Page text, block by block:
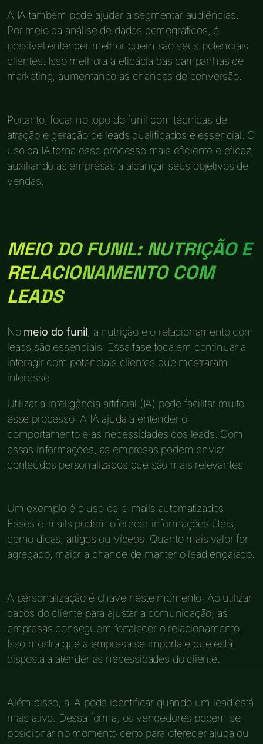
A IA também pode ajudar a segmentar audiências.
Por meio da análise de dados demográficos, é
possível entender melhor quem são seus potenciais
clientes. Isso melhora a eficácia das campanhas de
marketing, aumentando as chances de conversão.
Portanto, focar no topo do funil com técnicas de
atração e geração de leads qualificados é essencial. O
uso da IA torna esse processo mais eficiente e eficaz,
auxiliando as empresas a alcançar seus objetivos de
vendas.
MEIO DO FUNIL: NUTRIÇÃO E
RELACIONAMENTO COM
LEADS
No meio do funil , a nutrição e o relacionamento com
leads são essenciais. Essa fase foca em continuar a
interagir com potenciais clientes que mostraram
interesse.
Utilizar a inteligência artificial (IA) pode facilitar muito
esse processo. A IA ajuda a entender o
comportamento e as necessidades dos leads. Com
essas informações, as empresas podem enviar
conteúdos personalizados que são mais relevantes.
Um exemplo é o uso de e-mails automatizados.
Esses e-mails podem oferecer informações úteis,
como dicas, artigos ou vídeos. Quanto mais valor for
agregado, maior a chance de manter o lead engajado.
A personalização é chave neste momento. Ao utilizar
dados do cliente para ajustar a comunicação, as
empresas conseguem fortalecer o relacionamento.
Isso mostra que a empresa se importa e que está
disposta a atender as necessidades do cliente.
Além disso, a IA pode identificar quando um lead está
mais ativo. Dessa forma, os vendedores podem se
posicionar no momento certo para oferecer ajuda ou